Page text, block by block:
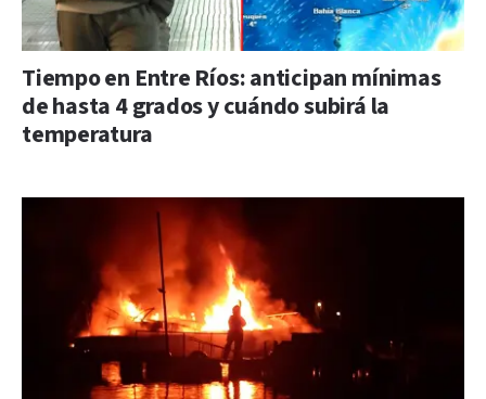
Tiempo en Entre Ríos: anticipan mínimas
de hasta 4 grados y cuándo subirá la
temperatura